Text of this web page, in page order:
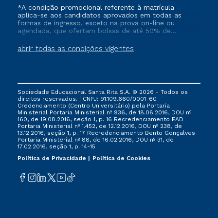
abrir todas as condições vigentes
*A condição promocional referente à matrícula –
aplica-se aos candidatos aprovados em todas as
formas de ingresso, exceto na prova on-line ou
agendada, que ofertam bolsas de até 50% de
que ainda não tenham efetivado e/ou não tenham
cancelado ou trancado sua matrícula em uma das
FIES, Prouni e outros programas governamentais, e
não se acumula com nenhuma outra campanha
ofertada pela Instituição.
Sociedade Educacional Santa Rita S.A. © 2026 - Todos os
direitos reservados. | CNPJ: 91.109.660/0001-60
Credenciamento (Centro Universitário) pela Portaria
Ministerial Portaria Ministerial nº 936, de 18.08.2016, DOU nº
160, de 19.08.2016, seção 1, p. 16 Recredenciamento EAD
Portaria Ministerial nº 1.452, de 12.12.2016, DOU nº 238, de
13.12.2016, seção 1, p. 17 Recredenciamento Bento Gonçalves
Portaria Ministerial nº 88, de 16.02.2016, DOU nº 31, de
17.02.2016, seção 1, p. 14-15
Política de Privacidade
Política de Cookies